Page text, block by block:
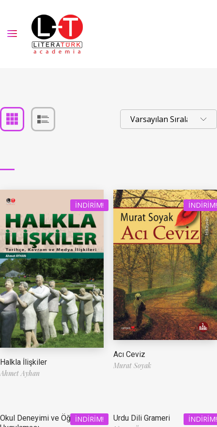
İNDIRIM!
Halkla İlişkiler
Ahmet Ayhan
İNDIRIM!
Acı Ceviz
Murat Soyak
İNDIRIM!
Okul Deneyimi ve Öğretmenlik
İNDIRIM!
Urdu Dili Grameri